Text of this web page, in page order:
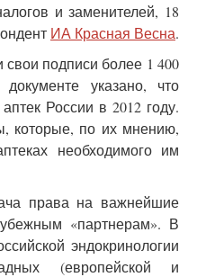
и заменителей, 18
ИА Красная Весна.
подписи более 1 400
указано, что
России в 2012 году.
которые, по их мнению,
необходимого им
права на важнейшие
«партнерам». В
эндокринологии
(европейской и